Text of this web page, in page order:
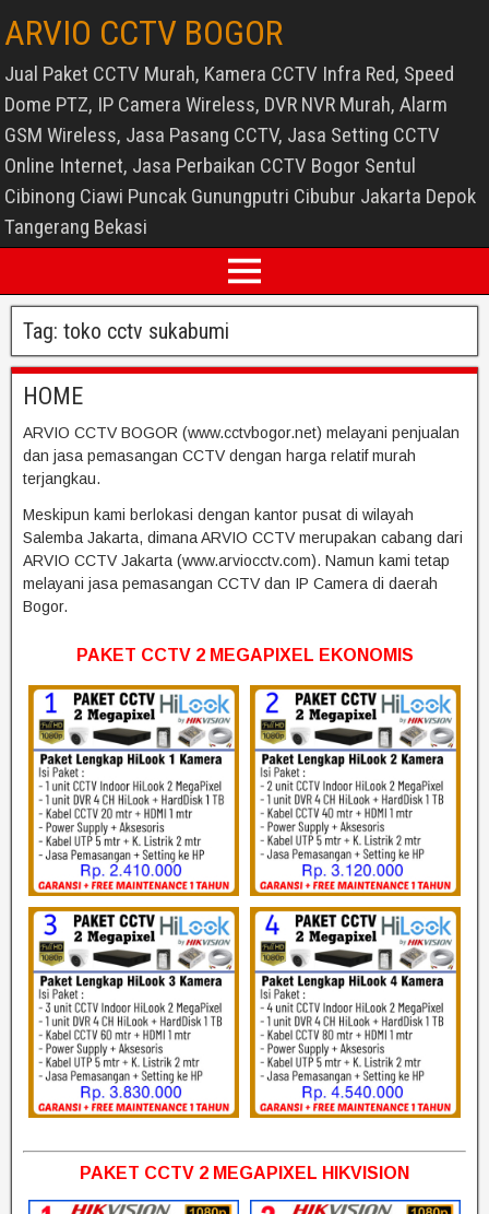
ARVIO CCTV BOGOR
Jual Paket CCTV Murah, Kamera CCTV Infra Red, Speed
Dome PTZ, IP Camera Wireless, DVR NVR Murah, Alarm
GSM Wireless, Jasa Pasang CCTV, Jasa Setting CCTV
Online Internet, Jasa Perbaikan CCTV Bogor Sentul
Cibinong Ciawi Puncak Gunungputri Cibubur Jakarta Depok
Tangerang Bekasi
Tag: toko cctv sukabumi
HOME
ARVIO CCTV BOGOR (www.cctvbogor.net) melayani penjualan
dan jasa pemasangan CCTV dengan harga relatif murah
terjangkau.
Meskipun kami berlokasi dengan kantor pusat di wilayah
Salemba Jakarta, dimana ARVIO CCTV merupakan cabang dari
ARVIO CCTV Jakarta (www.arviocctv.com). Namun kami tetap
melayani jasa pemasangan CCTV dan IP Camera di daerah
Bogor.
PAKET CCTV 2 MEGAPIXEL EKONOMIS
PAKET CCTV 2 MEGAPIXEL HIKVISION